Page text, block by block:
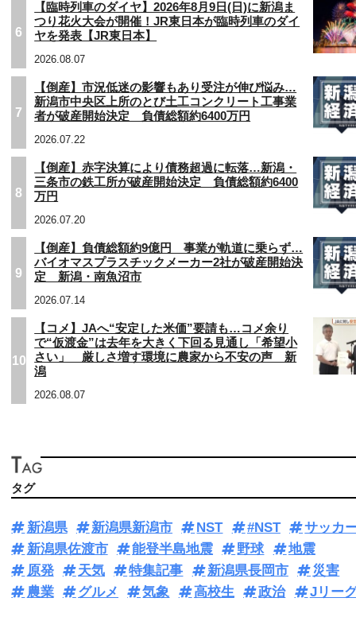
6
【臨時列車のダイヤ】2026年8月9日(日)に新潟ま
つり花火大会が開催！JR東日本が臨時列車のダイ
ヤを発表【JR東日本】
2026.08.07
7
【倒産】市況低迷の影響もあり受注が伸び悩み…
新潟市中央区上所のとび土工コンクリート工事業
者が破産開始決定 負債総額約6400万円
2026.07.22
8
【倒産】赤字決算により債務超過に転落…新潟・
三条市の鉄工所が破産開始決定 負債総額約6400
万円
2026.07.20
9
【倒産】負債総額約9億円 事業が軌道に乗らず…
バイオマスプラスチックメーカー2社が破産開始決
定 新潟・南魚沼市
2026.07.14
10
【コメ】JAへ“安定した米価”要請も…コメ余り
で“仮渡金”は去年を大きく下回る見通し「希望小
さい」 厳しさ増す環境に農家から不安の声 新
潟
2026.08.07
タグ
新潟県 新潟県新潟市 NST #NST
サッカ
新潟県佐渡市
能登半島地震 野球
地震
原発
天気 特集記事 新潟県長岡市
災害
農業
グルメ 気象 高校生 政治 Jリー